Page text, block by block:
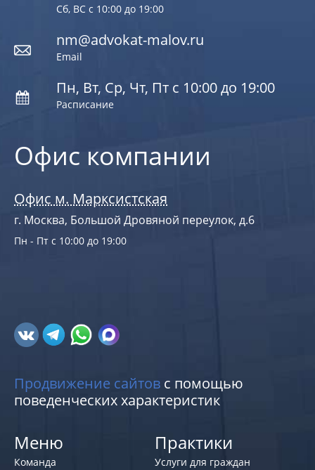
Офис компании
Офис м. Марксистская
г. Москва, Большой Дровяной переулок, д.6
Пн - Пт с 10:00 до 19:00
Сб, ВС с 10:00 до 19:00
nm@advokat-malov.ru
Email
Пн, Вт, Ср, Чт, Пт с 10:00 до 19:00
Расписание
Продвижение сайтов с помощью
поведенческих характеристик
Меню
Команда
Практики
Услуги для граждан